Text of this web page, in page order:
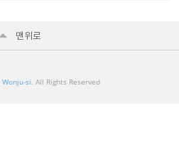
맨위로
Wonju-si. All Rights Reserved